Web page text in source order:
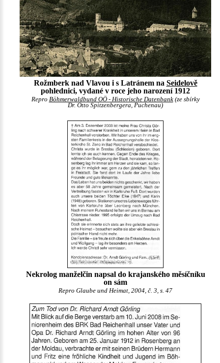
Rožmberk nad Vlavou i s Latránem na Seidelově
pohlednici, vydané v roce jeho narození 1912
Repro Böhmerwaldbund OÖ - Historische Datenbank(ze sbírky
Dr. Otto Spitzenbergera, Puchenau)
Nekrolog manželčin napsal do krajanského měsíčníku
on sám
Repro Glaube und Heimat, 2004, č. 3, s. 47